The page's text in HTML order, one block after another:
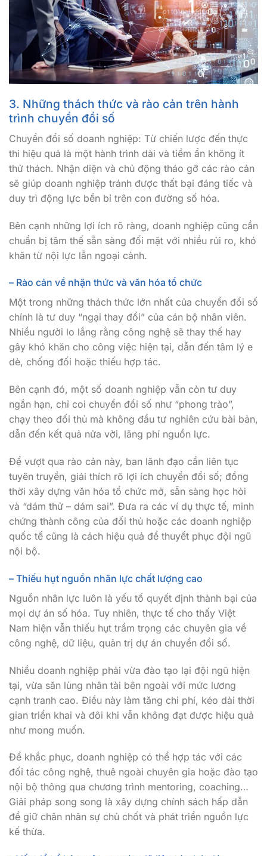
3. Những thách thức và rào cản trên hành
trình chuyển đổi số
Chuyển đổi số doanh nghiệp: Từ chiến lược đến thực
thi hiệu quả là một hành trình dài và tiềm ẩn không ít
thử thách. Nhận diện và chủ động tháo gỡ các rào cản
sẽ giúp doanh nghiệp tránh được thất bại đáng tiếc và
duy trì động lực bền bỉ trên con đường số hóa.
Bên cạnh những lợi ích rõ ràng, doanh nghiệp cũng cần
chuẩn bị tâm thế sẵn sàng đối mặt với nhiều rủi ro, khó
khăn từ nội lực lẫn ngoại cảnh.
– Rào cản về nhận thức và văn hóa tổ chức
Một trong những thách thức lớn nhất của chuyển đổi số
chính là tư duy “ngại thay đổi” của cán bộ nhân viên.
Nhiều người lo lắng rằng công nghệ sẽ thay thế hay
gây khó khăn cho công việc hiện tại, dẫn đến tâm lý e
dè, chống đối hoặc thiếu hợp tác.
Bên cạnh đó, một số doanh nghiệp vẫn còn tư duy
ngắn hạn, chỉ coi chuyển đổi số như “phong trào”,
chạy theo đối thủ mà không đầu tư nghiên cứu bài bản,
dẫn đến kết quả nửa vời, lãng phí nguồn lực.
Để vượt qua rào cản này, ban lãnh đạo cần liên tục
tuyên truyền, giải thích rõ lợi ích chuyển đổi số; đồng
thời xây dựng văn hóa tổ chức mở, sẵn sàng học hỏi
và “dám thử – dám sai”. Đưa ra các ví dụ thực tế, minh
chứng thành công của đối thủ hoặc các doanh nghiệp
quốc tế cũng là cách hiệu quả để thuyết phục đội ngũ
nội bộ.
– Thiếu hụt nguồn nhân lực chất lượng cao
Nguồn nhân lực luôn là yếu tố quyết định thành bại của
mọi dự án số hóa. Tuy nhiên, thực tế cho thấy Việt
Nam hiện vẫn thiếu hụt trầm trọng các chuyên gia về
công nghệ, dữ liệu, quản trị dự án chuyển đổi số.
Nhiều doanh nghiệp phải vừa đào tạo lại đội ngũ hiện
tại, vừa săn lùng nhân tài bên ngoài với mức lương
cạnh tranh cao. Điều này làm tăng chi phí, kéo dài thời
gian triển khai và đôi khi vẫn không đạt được hiệu quả
như mong muốn.
Để khắc phục, doanh nghiệp có thể hợp tác với các
đối tác công nghệ, thuê ngoài chuyên gia hoặc đào tạo
nội bộ thông qua chương trình mentoring, coaching…
Giải pháp song song là xây dựng chính sách hấp dẫn
để giữ chân nhân sự chủ chốt và phát triển nguồn lực
kế thừa.